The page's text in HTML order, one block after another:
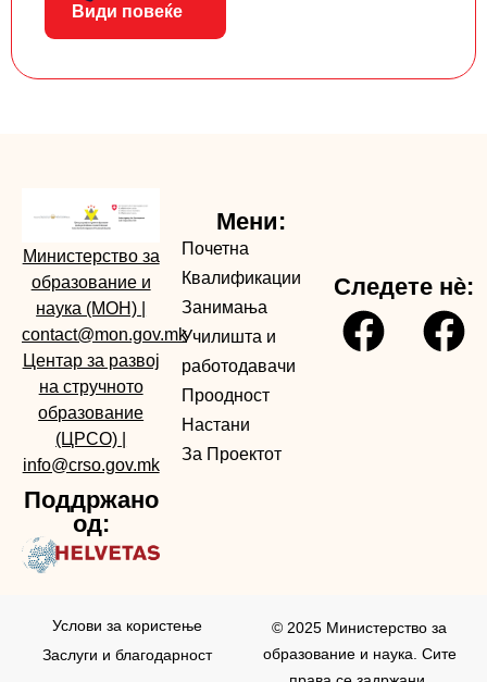
Види повеќе
Министерство за
образование и
наука (МОН)
contact@mon.gov.mk
Центар за развој
на стручното
образование
(ЦРСО)
info@crso.gov.mk
Поддржано
од:
Мени:
Почетна
Квалификации
Занимања
Училишта и
работодавачи
Проодност
Настани
За Проектот
Следете нè:
© 2025 Министерство за
образование и наука. Сите
Услови за користењe
Заслуги и благодарност